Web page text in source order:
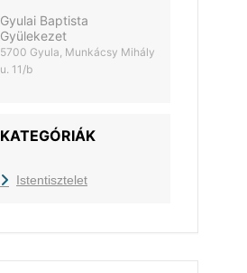
Gyulai Baptista
Gyülekezet
5700 Gyula, Munkácsy Mihály
u. 11/b
KATEGÓRIÁK
Istentisztelet